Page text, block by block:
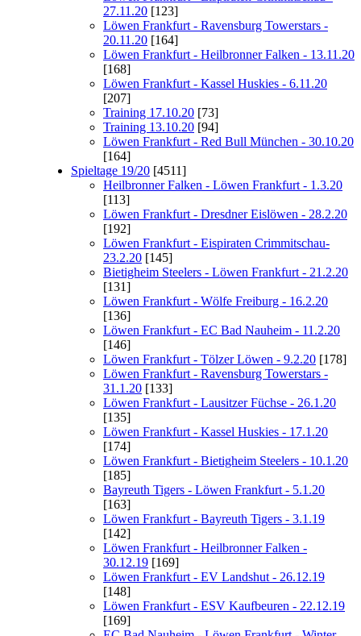
27.11.20 [123]
Löwen Frankfurt - Ravensburg Towerstars -
20.11.20 [164]
Löwen Frankfurt - Heilbronner Falken - 13.11.20
[168]
Löwen Frankfurt - Kassel Huskies - 6.11.20
[207]
Training 17.10.20 [73]
Training 13.10.20 [94]
Löwen Frankfurt - Red Bull München - 30.10.20
[164]
Spieltage 19/20 [4511]
Heilbronner Falken - Löwen Frankfurt - 1.3.20
[113]
Löwen Frankfurt - Dresdner Eislöwen - 28.2.20
[192]
Löwen Frankfurt - Eispiraten Crimmitschau-
23.2.20 [145]
Bietigheim Steelers - Löwen Frankfurt - 21.2.20
[131]
Löwen Frankfurt - Wölfe Freiburg - 16.2.20
[136]
Löwen Frankfurt - EC Bad Nauheim - 11.2.20
[146]
Löwen Frankfurt - Tölzer Löwen - 9.2.20 [178]
Löwen Frankfurt - Ravensburg Towerstars -
31.1.20 [133]
Löwen Frankfurt - Lausitzer Füchse - 26.1.20
[135]
Löwen Frankfurt - Kassel Huskies - 17.1.20
[174]
Löwen Frankfurt - Bietigheim Steelers - 10.1.20
[185]
Bayreuth Tigers - Löwen Frankfurt - 5.1.20
[163]
Löwen Frankfurt - Bayreuth Tigers - 3.1.19
[142]
Löwen Frankfurt - Heilbronner Falken -
30.12.19 [169]
Löwen Frankfurt - EV Landshut - 26.12.19
[148]
Löwen Frankfurt - ESV Kaufbeuren - 22.12.19
[169]